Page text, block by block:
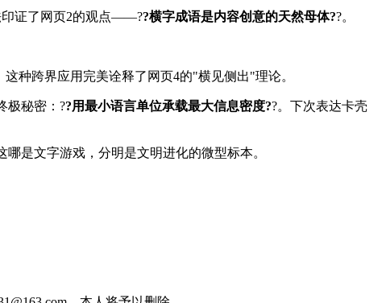
印证了网页2的观点——??横字成语是内容创意的天然母体??。
种跨界应用完美诠释了网页4的"横见侧出"理论。
极秘密：??用最小语言单位承载最大信息密度??。下次表达卡壳
是文字游戏，分明是文明进化的微型标本。